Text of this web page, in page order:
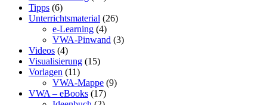
Tipps (6)
Unterrichtsmaterial (26)
e-Learning (4)
VWA-Pinwand (3)
Videos (4)
Visualisierung (15)
Vorlagen (11)
VWA-Mappe (9)
VWA – eBooks (17)